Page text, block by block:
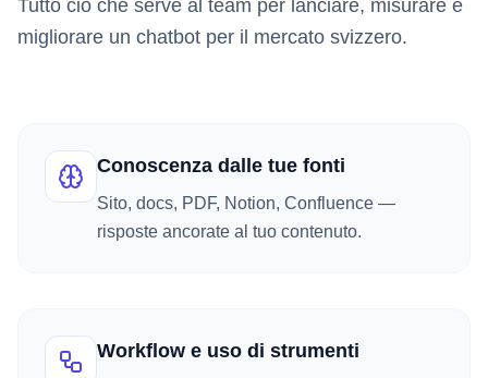
Tutto ciò che serve al team per lanciare, misurare e
migliorare un chatbot per il mercato svizzero.
Conoscenza dalle tue fonti
Sito, docs, PDF, Notion, Confluence —
risposte ancorate al tuo contenuto.
Workflow e uso di strumenti